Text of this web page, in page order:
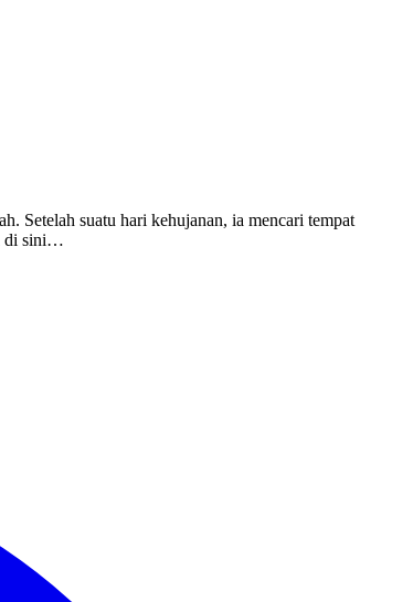
Setelah suatu hari kehujanan, ia mencari tempat
di sini…